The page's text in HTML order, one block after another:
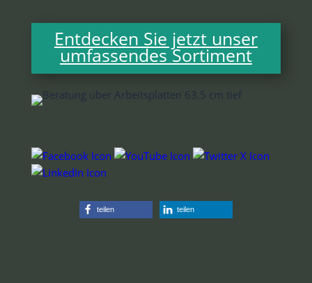
Ent­de­cken Sie jetzt unser
umfas­sen­des Sortiment
tei­len tei­len